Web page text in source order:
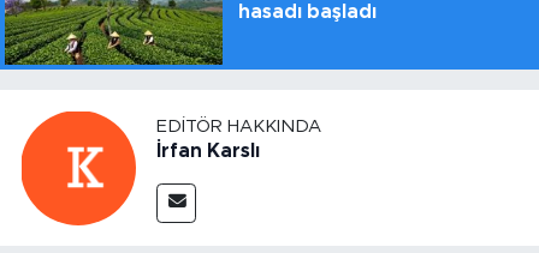
hasadı başladı
EDITÖR HAKKINDA
İrfan Karslı